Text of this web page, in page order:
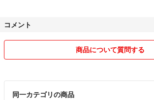
コメント
商品について質問する
同一カテゴリの商品